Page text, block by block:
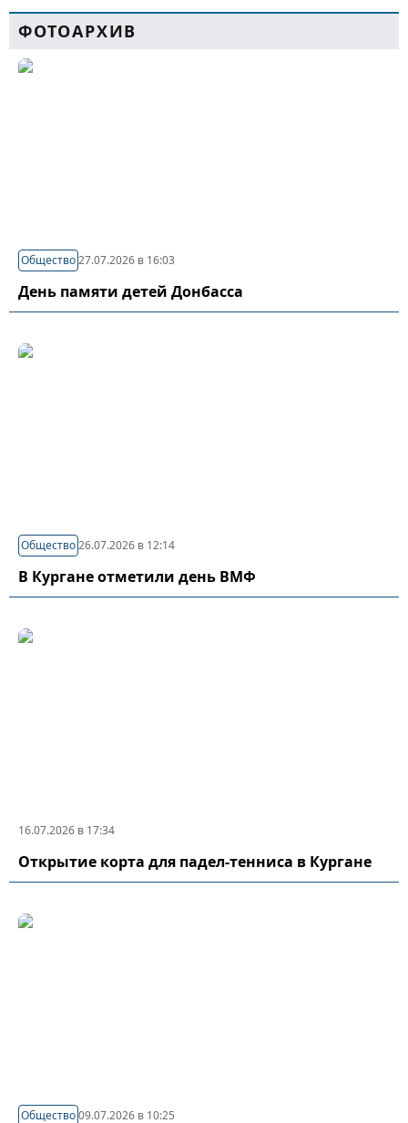
ФОТОАРХИВ
Общество27.07.2026 в 16:03
День памяти детей Донбасса
Общество26.07.2026 в 12:14
В Кургане отметили день ВМФ
16.07.2026 в 17:34
Открытие корта для падел-тенниса в Кургане
Общество09.07.2026 в 10:25